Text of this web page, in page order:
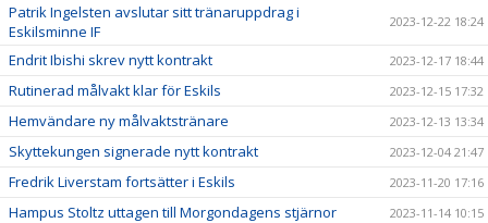
Patrik Ingelsten avslutar sitt tränaruppdrag i
Eskilsminne IF
2023-12-22 18:24
Endrit Ibishi skrev nytt kontrakt 2023-12-17 18:44
Rutinerad målvakt klar för Eskils 2023-12-15 17:32
Hemvändare ny målvaktstränare 2023-12-13 13:34
Skyttekungen signerade nytt kontrakt 2023-12-04 21:47
Fredrik Liverstam fortsätter i Eskils 2023-11-20 17:16
Hampus Stoltz uttagen till Morgondagens stjärnor 2023-11-14 10:15